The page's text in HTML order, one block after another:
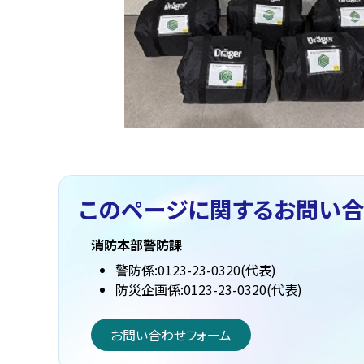
このページに関するお問い
消防本部警防課
警防係:0123-23-0320(代表)
防災企画係:0123-23-0320(代表)
お問い合わせフォーム